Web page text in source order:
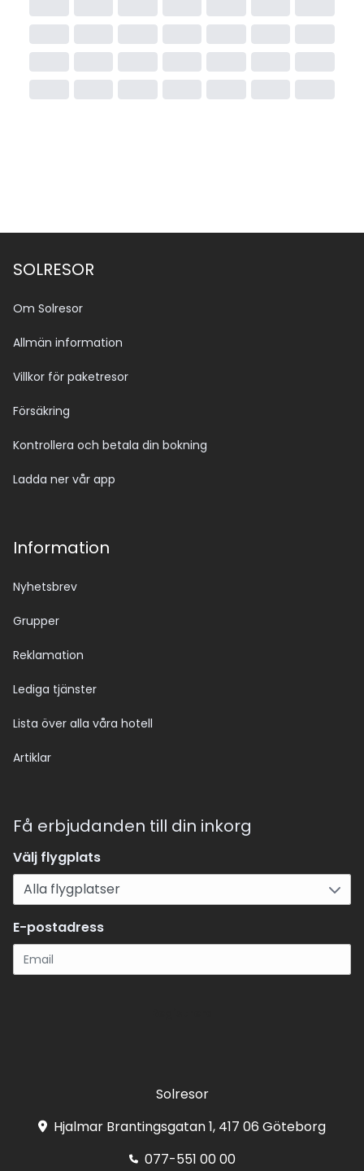
SOLRESOR
Om Solresor
Allmän information
Villkor för paketresor
Försäkring
Kontrollera och betala din bokning
Ladda ner vår app
Information
Nyhetsbrev
Grupper
Reklamation
Lediga tjänster
Lista över alla våra hotell
Artiklar
Få erbjudanden till din inkorg
Välj flygplats
E-postadress
Solresor
Hjalmar Brantingsgatan 1, 417 06 Göteborg
077-551 00 00